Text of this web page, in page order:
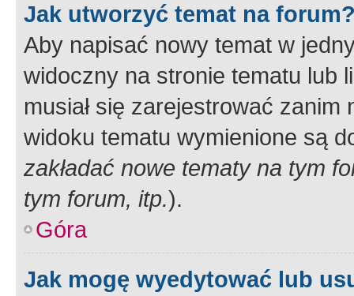
Jak utworzyć temat na
Aby napisać nowy temat w
widoczny na stronie tematu lub
musiał się zarejestrować
widoku tematu wymienione są
zakładać nowe tematy na tym
tym forum, itp.).
Góra
Jak mogę wyedytować lub